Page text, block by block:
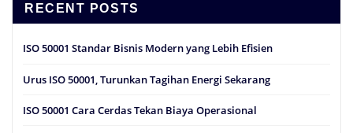
RECENT POSTS
ISO 50001 Standar Bisnis Modern yang Lebih Efisien
Urus ISO 50001, Turunkan Tagihan Energi Sekarang
ISO 50001 Cara Cerdas Tekan Biaya Operasional